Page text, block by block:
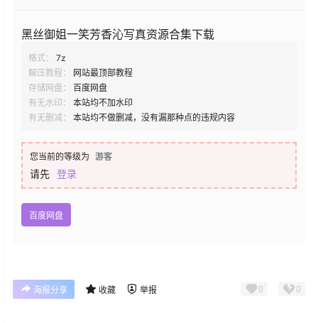
黑丝御姐一笑芳香沁写真资源合集下载
格式：
7z
解压教程：
网站最顶部教程
存储网盘：
百度网盘
有无水印：
本站均不加水印
有无删减：
本站均不做删减，没有漏那种点的违规内容
您当前的等级为 游客
请先 登录
百度网盘
海报分享 收藏 举报 0 0